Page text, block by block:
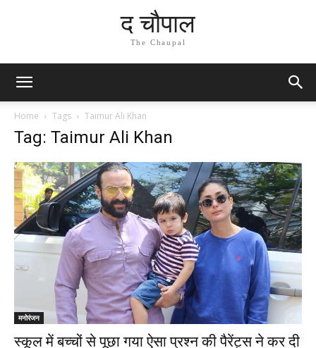
द चौपाल
The Chaupal
Home Tags Taimur Ali Khan
Tag: Taimur Ali Khan
मनोरंजन
स्कूल में बच्चों से पूछा गया ऐसा प्रश्न की पैरेंट्स ने कर दी